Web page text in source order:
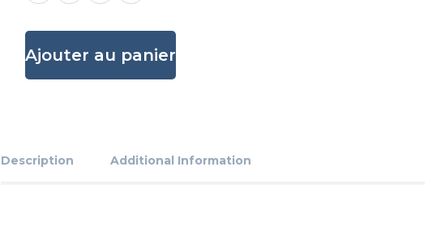
Ajouter au panier
Description Additional Information